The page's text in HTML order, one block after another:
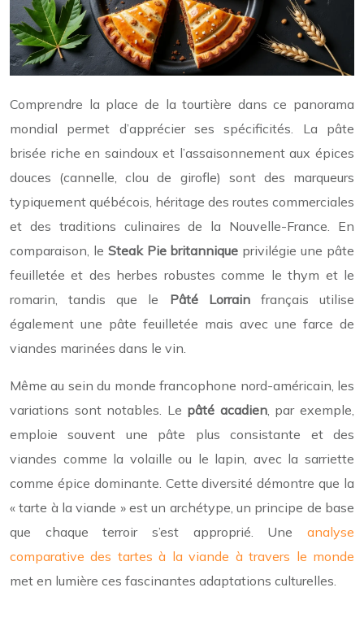
Comprendre la place de la tourtière dans ce panorama
mondial permet d’apprécier ses spécificités. La pâte
brisée riche en saindoux et l’assaisonnement aux épices
douces (cannelle, clou de girofle) sont des marqueurs
typiquement québécois, héritage des routes commerciales
et des traditions culinaires de la Nouvelle-France. En
comparaison, le Steak Pie britannique privilégie une pâte
feuilletée et des herbes robustes comme le thym et le
romarin, tandis que le Pâté Lorrainfrançais utilise
également une pâte feuilletée mais avec une farce de
viandes marinées dans le vin.
Même au sein du monde francophone nord-américain, les
variations sont notables. Le pâté acadien, par exemple,
emploie souvent une pâte plus consistante et des
viandes comme la volaille ou le lapin, avec la sarriette
comme épice dominante. Cette diversité démontre que la
« tarte à la viande » est un archétype, un principe de base
que chaque terroir s’est approprié. Une analyse
comparative des tartes à la viande à travers le monde
met en lumière ces fascinantes adaptations culturelles.